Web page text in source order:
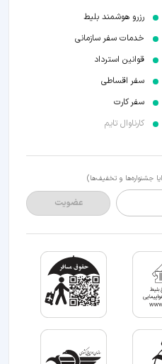
رزرو هوشمند بلیط
خدمات سفر سازمانی
قوانین استرداد
سفر اقساطی
سفر کارت
کارناوال تایم
جشنواره‌ها و تخفیف‌ها)
عضویت